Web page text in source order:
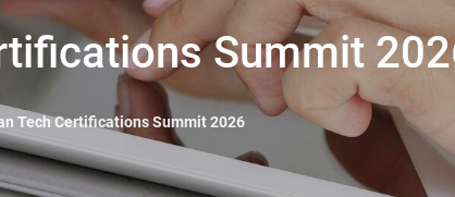
DIGITAL
Summit
Tech Certifications Summit 2026